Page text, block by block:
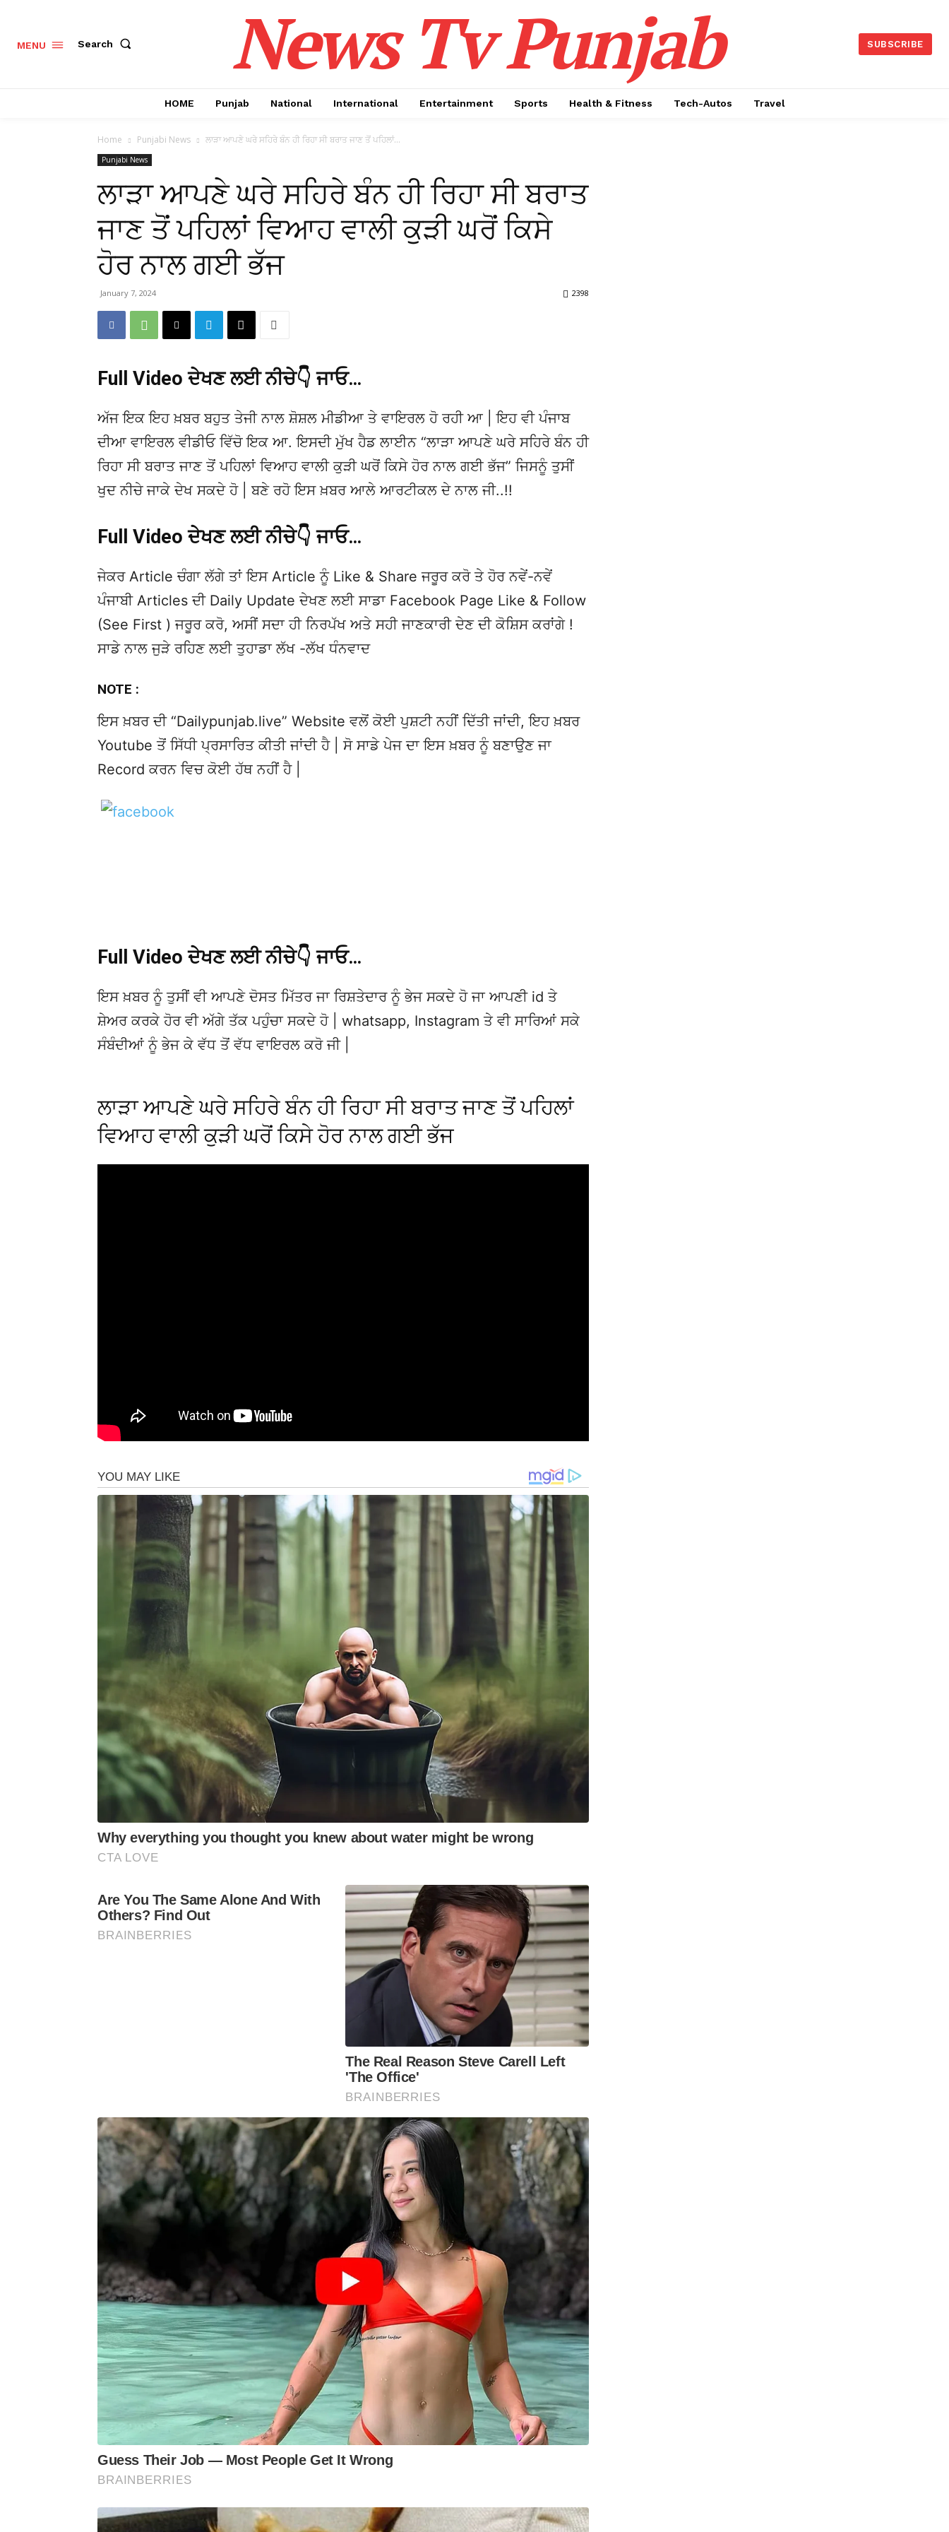
MENU Search News Tv Punjab SUBSCRIBE
HOME Punjab National International Entertainment Sports Health & Fitness Tech-Autos Travel
Home Punjabi News ਲਾੜਾ ਆਪਣੇ ਘਰੇ ਸਹਿਰੇ ਬੰਨ ਹੀ ਰਿਹਾ ਸੀ ਬਰਾਤ ਜਾਣ ਤੋਂ ਪਹਿਲਾਂ...
Punjabi News
ਲਾੜਾ ਆਪਣੇ ਘਰੇ ਸਹਿਰੇ ਬੰਨ ਹੀ ਰਿਹਾ ਸੀ ਬਰਾਤ
ਜਾਣ ਤੋਂ ਪਹਿਲਾਂ ਵਿਆਹ ਵਾਲੀ ਕੁੜੀ ਘਰੋਂ ਕਿਸੇ
ਹੋਰ ਨਾਲ ਗਈ ਭੱਜ
January 7, 2024 2398
Full Video ਦੇਖਣ ਲਈ ਨੀਚੇ👇 ਜਾਓ…
ਅੱਜ ਇਕ ਇਹ ਖ਼ਬਰ ਬਹੁਤ ਤੇਜੀ ਨਾਲ ਸ਼ੋਸ਼ਲ ਮੀਡੀਆ ਤੇ ਵਾਇਰਲ ਹੋ ਰਹੀ ਆ | ਇਹ ਵੀ ਪੰਜਾਬ
ਦੀਆ ਵਾਇਰਲ ਵੀਡੀਓ ਵਿੱਚੋ ਇਕ ਆ. ਇਸਦੀ ਮੁੱਖ ਹੈਡ ਲਾਈਨ “ਲਾੜਾ ਆਪਣੇ ਘਰੇ ਸਹਿਰੇ ਬੰਨ ਹੀ
ਰਿਹਾ ਸੀ ਬਰਾਤ ਜਾਣ ਤੋਂ ਪਹਿਲਾਂ ਵਿਆਹ ਵਾਲੀ ਕੁੜੀ ਘਰੋਂ ਕਿਸੇ ਹੋਰ ਨਾਲ ਗਈ ਭੱਜ” ਜਿਸਨੂੰ ਤੁਸੀਂ
ਖੁਦ ਨੀਚੇ ਜਾਕੇ ਦੇਖ ਸਕਦੇ ਹੋ | ਬਣੇ ਰਹੋ ਇਸ ਖ਼ਬਰ ਆਲੇ ਆਰਟੀਕਲ ਦੇ ਨਾਲ ਜੀ..!!
Full Video ਦੇਖਣ ਲਈ ਨੀਚੇ👇 ਜਾਓ…
ਜੇਕਰ Article ਚੰਗਾ ਲੱਗੇ ਤਾਂ ਇਸ Article ਨੂੰ Like & Share ਜਰੂਰ ਕਰੋ ਤੇ ਹੋਰ ਨਵੇਂ-ਨਵੇਂ
ਪੰਜਾਬੀ Articles ਦੀ Daily Update ਦੇਖਣ ਲਈ ਸਾਡਾ Facebook Page Like & Follow
(See First ) ਜਰੂਰ ਕਰੋ, ਅਸੀਂ ਸਦਾ ਹੀ ਨਿਰਪੱਖ ਅਤੇ ਸਹੀ ਜਾਣਕਾਰੀ ਦੇਣ ਦੀ ਕੋਸ਼ਿਸ ਕਰਾਂਗੇ !
ਸਾਡੇ ਨਾਲ ਜੁੜੇ ਰਹਿਣ ਲਈ ਤੁਹਾਡਾ ਲੱਖ -ਲੱਖ ਧੰਨਵਾਦ
NOTE :
ਇਸ ਖ਼ਬਰ ਦੀ “Dailypunjab.live” Website ਵਲੋਂ ਕੋਈ ਪੁਸ਼ਟੀ ਨਹੀਂ ਦਿੱਤੀ ਜਾਂਦੀ, ਇਹ ਖ਼ਬਰ
Youtube ਤੋਂ ਸਿੱਧੀ ਪ੍ਰਸਾਰਿਤ ਕੀਤੀ ਜਾਂਦੀ ਹੈ | ਸੋ ਸਾਡੇ ਪੇਜ ਦਾ ਇਸ ਖ਼ਬਰ ਨੂੰ ਬਣਾਉਣ ਜਾ
Record ਕਰਨ ਵਿਚ ਕੋਈ ਹੱਥ ਨਹੀਂ ਹੈ |
Full Video ਦੇਖਣ ਲਈ ਨੀਚੇ👇 ਜਾਓ…
ਇਸ ਖ਼ਬਰ ਨੂੰ ਤੁਸੀਂ ਵੀ ਆਪਣੇ ਦੋਸਤ ਮਿੱਤਰ ਜਾ ਰਿਸ਼ਤੇਦਾਰ ਨੂੰ ਭੇਜ ਸਕਦੇ ਹੋ ਜਾ ਆਪਣੀ id ਤੇ
ਸ਼ੇਅਰ ਕਰਕੇ ਹੋਰ ਵੀ ਅੱਗੇ ਤੱਕ ਪਹੁੰਚਾ ਸਕਦੇ ਹੋ | whatsapp, Instagram ਤੇ ਵੀ ਸਾਰਿਆਂ ਸਕੇ
ਸੰਬੰਦੀਆਂ ਨੂੰ ਭੇਜ ਕੇ ਵੱਧ ਤੋਂ ਵੱਧ ਵਾਇਰਲ ਕਰੋ ਜੀ |
ਲਾੜਾ ਆਪਣੇ ਘਰੇ ਸਹਿਰੇ ਬੰਨ ਹੀ ਰਿਹਾ ਸੀ ਬਰਾਤ ਜਾਣ ਤੋਂ ਪਹਿਲਾਂ
ਵਿਆਹ ਵਾਲੀ ਕੁੜੀ ਘਰੋਂ ਕਿਸੇ ਹੋਰ ਨਾਲ ਗਈ ਭੱਜ